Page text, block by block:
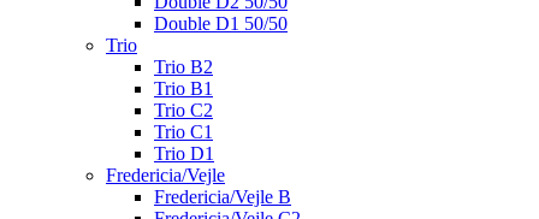
Double D1 50/50
Trio
Trio B2
Trio B1
Trio C2
Trio C1
Trio D1
Fredericia/Vejle
Fredericia/Vejle B